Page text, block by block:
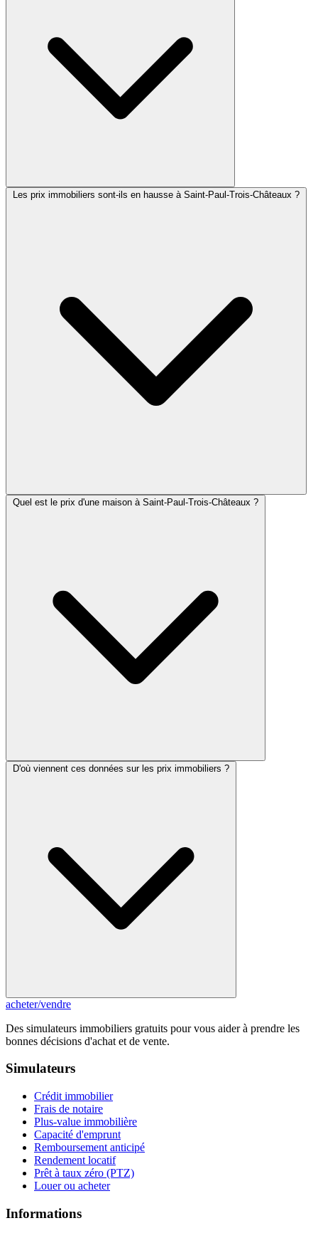
Les prix immobiliers sont-ils en hausse à Saint-Paul-Trois-Châteaux ?
Quel est le prix d'une maison à Saint-Paul-Trois-Châteaux ?
D'où viennent ces données sur les prix immobiliers ?
acheter/vendre
Des simulateurs immobiliers gratuits pour vous aider à prendre les
bonnes décisions d'achat et de vente.
Simulateurs
Crédit immobilier
Frais de notaire
Plus-value immobilière
Capacité d'emprunt
Remboursement anticipé
Rendement locatif
Prêt à taux zéro (PTZ)
Louer ou acheter
Informations